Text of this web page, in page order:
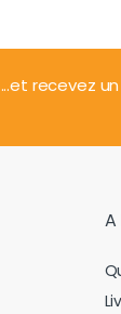
...et recevez